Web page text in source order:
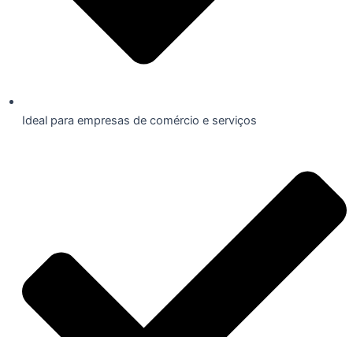
Ideal para empresas de comércio e serviços